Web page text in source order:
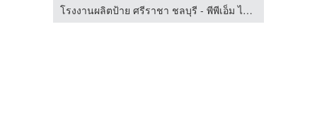
โรงงานผลิตป้าย ศรีราชา ชลบุรี - พีพีเอ็ม ไซน์แฟคตอรี่